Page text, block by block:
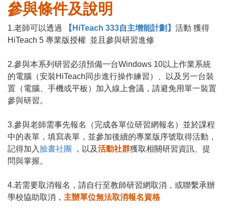
參與條件及說明
1.老師可以透過 【HiTeach 333自主增能計劃】 活動 獲得
HiTeach 5 專業版授權 並且參與研習進修
2.參與本系列研習必須預備一台Windows 10以上作業系統
的電腦（安裝HiTeach同步進行操作練習）、以及另一台裝
置（電腦、手機或平板）加入線上會議，請避免用單一裝置
參與研習。
3.參與老師需事先報名（完成各單位研習網報名）並於課程
中的表單，填寫表單，並參加後續的專業版序號取得活動，
記得加入 臉書社團 ，以及活動社群獲取相關研習資訊、提
問與掌握。
4.若需要取消報名，請自行至教師研習網取消，或聯繫承辦
學校協助取消， 主辦單位無法取消報名資格